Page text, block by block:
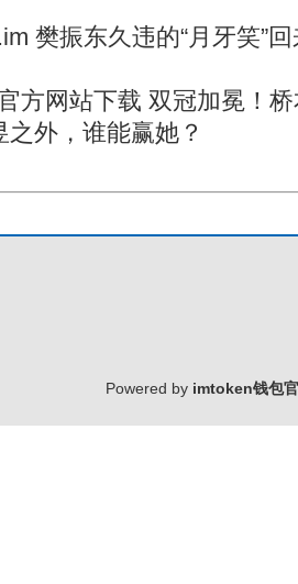
樊振东久违的“月牙笑”
方网站下载 双冠加冕！
外，谁能赢她？
Powered by imtoken钱包